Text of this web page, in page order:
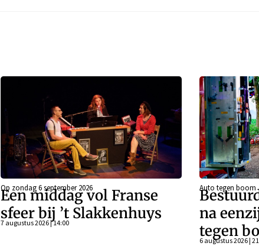
Op zondag 6 september 2026
Een middag vol Franse
sfeer bij ’t Slakkenhuys
7 augustus 2026 | 14:00
Auto tegen boom
na
tegen
6 augustus 2026 |